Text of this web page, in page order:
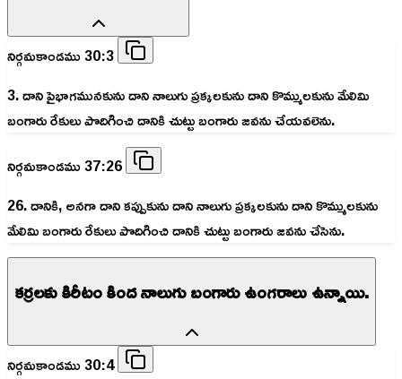
నిర్గమకాండము 30:3
3. దాని పైభాగమునకును దాని నాలుగు ప్రక్కలకును దాని కొమ్ములకును మేలిమి
బంగారు రేకులు పొదిగించి దానికి చుట్టు బంగారు జవను చేయవలెను.
నిర్గమకాండము 37:26
26. దానికి, అనగా దాని కప్పుకును దాని నాలుగు ప్రక్కలకును దాని కొమ్ములకును
మేలిమి బంగారు రేకులు పొదిగించి దానికి చుట్టు బంగారు జవను చేసెను.
కర్రలకు కిరీటం కింద నాలుగు బంగారు ఉంగరాలు ఉన్నాయి.
నిర్గమకాండము 30:4